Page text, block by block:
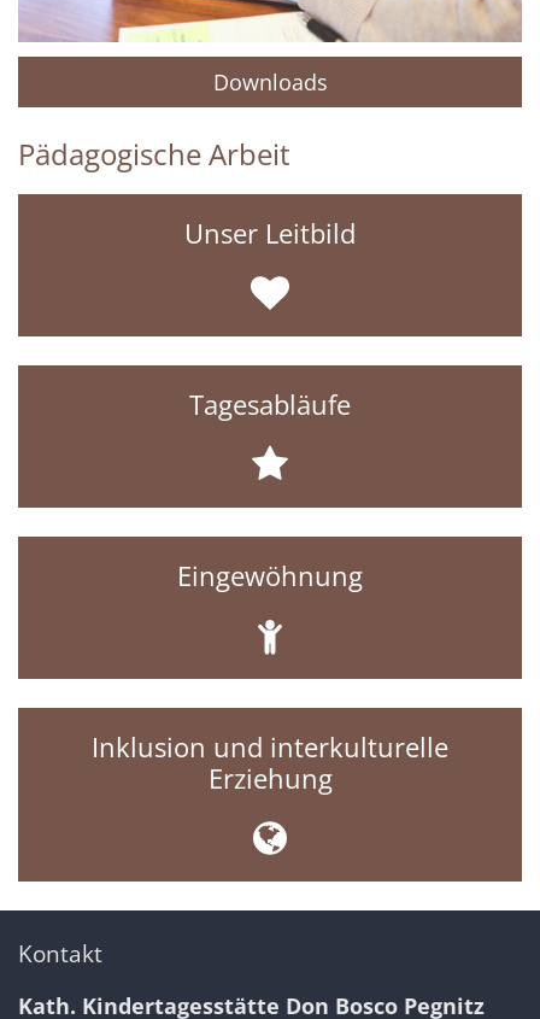
Downloads
Pädagogische Arbeit
Unser Leitbild
Tagesabläufe
Eingewöhnung
Inklusion und interkulturelle
Erziehung
Kontakt
Kath. Kindertagesstätte Don Bosco Pegnitz